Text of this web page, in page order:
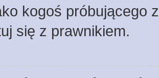
kogoś próbującego
się z prawnikiem.